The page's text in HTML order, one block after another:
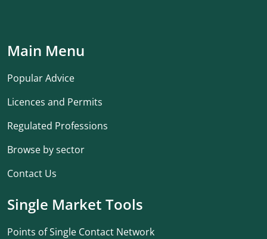
Main Menu
Popular Advice
Licences and Permits
Regulated Professions
Browse by sector
Contact Us
Single Market Tools
Points of Single Contact Network